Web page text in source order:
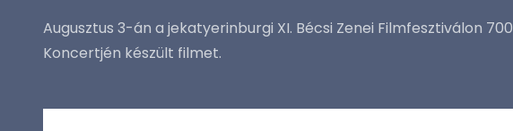
Augusztus 3-án a jekatyerinburgi XI. Bécsi Zenei Filmfesztiválon
Koncertjén készült filmet.